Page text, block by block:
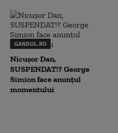
GANDUL.RO
Nicușor Dan,
SUSPENDAT!? George
Simion face anunțul
momentului